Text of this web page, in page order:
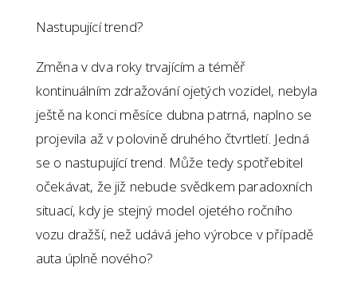
Nastupující trend?
Změna v dva roky trvajícím a téměř
kontinuálním zdražování ojetých vozidel, nebyla
ještě na konci měsíce dubna patrná, naplno se
projevila až v polovině druhého čtvrtletí. Jedná
se o nastupující trend. Může tedy spotřebitel
očekávat, že již nebude svědkem paradoxních
situací, kdy je stejný model ojetého ročního
vozu dražší, než udává jeho výrobce v případě
auta úplně nového?